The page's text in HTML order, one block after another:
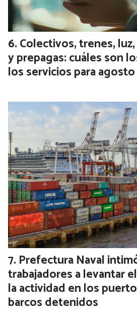
Colectivos, trenes,
y prepagas: cuáles son
los servicios para agosto
Prefectura Naval
trabajadores a levantar
la actividad en los
barcos detenidos